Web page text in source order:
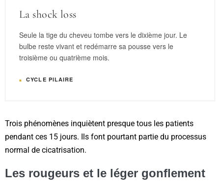
La shock loss
Seule la tige du cheveu tombe vers le dixième jour. Le
bulbe reste vivant et redémarre sa pousse vers le
troisième ou quatrième mois.
CYCLE PILAIRE
Trois phénomènes inquiètent presque tous les patients
pendant ces 15 jours. Ils font pourtant partie du processus
normal de cicatrisation.
Les rougeurs et le léger gonflement